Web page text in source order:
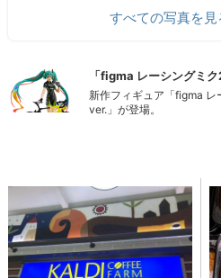
すべての写真を見
「figma レーシングミ
新作フィギュア「figma レ
ver.」が登場。